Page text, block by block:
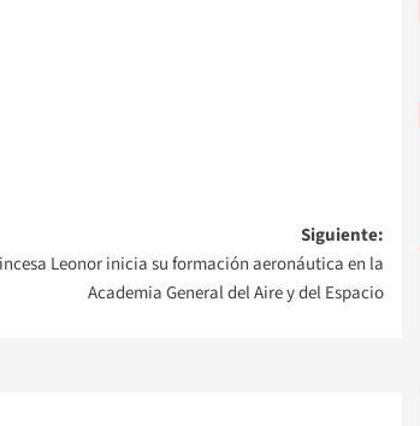
Siguiente:
Leonor inicia su formación aeronáutica en la
Academia General del Aire y del Espacio